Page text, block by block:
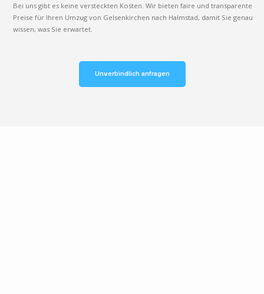
Bei uns gibt es keine versteckten Kosten. Wir bieten faire und transparente
Preise für Ihren Umzug von Gelsenkirchen nach Halmstad, damit Sie genau
wissen, was Sie erwartet.
Unverbindlich anfragen